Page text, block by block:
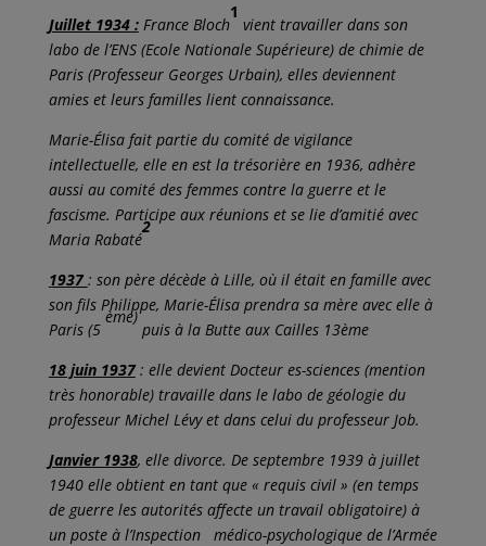
Juillet 1934 :France Bloch
1
vient travailler dans son
labo de l’ENS (Ecole Nationale Supérieure) de chimie de
Paris (Professeur Georges Urbain), elles deviennent
amies et leurs familles lient connaissance.
Marie-Élisa fait partie du comité de vigilance
intellectuelle, elle en est la trésorière en 1936, adhère
aussi au comité des femmes contre la guerre et le
fascisme. Participe aux réunions et se lie d’amitié avec
Maria Rabaté
2
1937: son père décède à Lille, où il était en famille avec
son fils Philippe, Marie-Élisa prendra sa mère avec elle à
Paris (5
ème)
puis à la Butte aux Cailles 13ème
18 juin 1937: elle devient Docteur es-sciences (mention
très honorable) travaille dans le labo de géologie du
professeur Michel Lévy et dans celui du professeur Job.
Janvier 1938, elle divorce. De septembre 1939 à juillet
1940 elle obtient en tant que « requis civil » (en temps
de guerre les autorités affecte un travail obligatoire) à
un poste à l’Inspection médico-psychologique de l’Armée